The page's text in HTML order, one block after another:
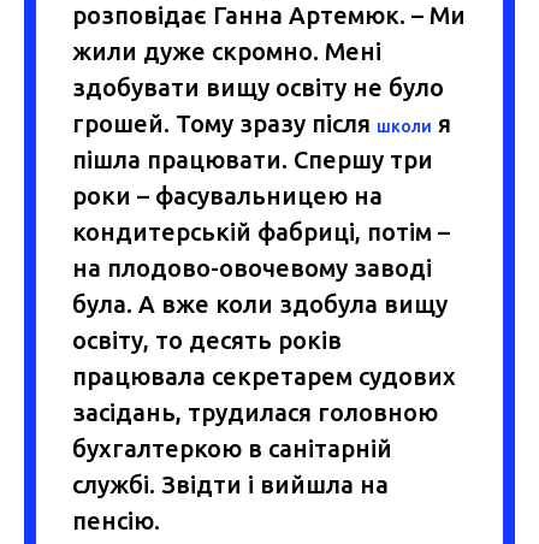
розповідає Ганна Артемюк. – Ми
жили дуже скромно. Мені
здобувати вищу освіту не було
грошей. Тому зразу після школи я
пішла працювати. Спершу три
роки – фасувальницею на
кондитерській фабриці, потім –
на плодово-овочевому заводі
була. А вже коли здобула вищу
освіту, то десять років
працювала секретарем судових
засідань, трудилася головною
бухгалтеркою в санітарній
службі. Звідти і вийшла на
пенсію.